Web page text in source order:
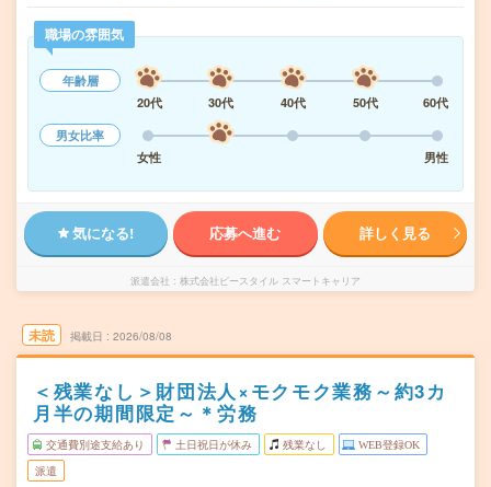
職場の雰囲気
年齢層
20代
30代 40代 50代
60代
男女比率
女性
男性
気になる! 応募へ進む 詳しく見る
派遣会社 株式会社ビースタイル スマートキャリア
未読 掲載日 2026/08/08
＜残業なし＞財団法人×モクモク業務～約3カ
月半の期間限定～＊労務
交通費別途支給あり 土日祝日が休み 残業なし WEB登録OK
派遣